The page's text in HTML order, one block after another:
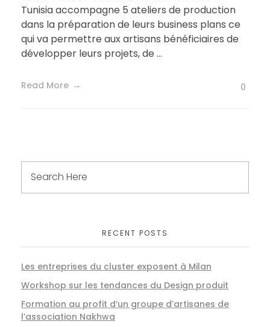
Tunisia accompagne 5 ateliers de production
dans la préparation de leurs business plans ce
qui va permettre aux artisans bénéficiaires de
développer leurs projets, de ...
Read More 0
RECENT POSTS
Les entreprises du cluster exposent à Milan
Workshop sur les tendances du Design produit
Formation au profit d’un groupe d’artisanes de
l’association Nakhwa